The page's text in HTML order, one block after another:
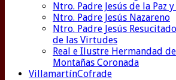
Ntro. Padre Jesús de la Paz
Ntro. Padre Jesús Nazareno
Ntro. Padre Jesús
de las Virtudes
Real e Ilustre Hermandad
Montañas Coronada
VillamartínCofrade